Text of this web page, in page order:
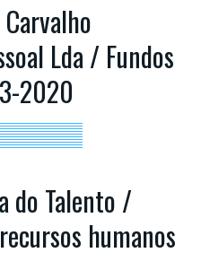
Lda / Fundos
2020
do Talento /
humanos